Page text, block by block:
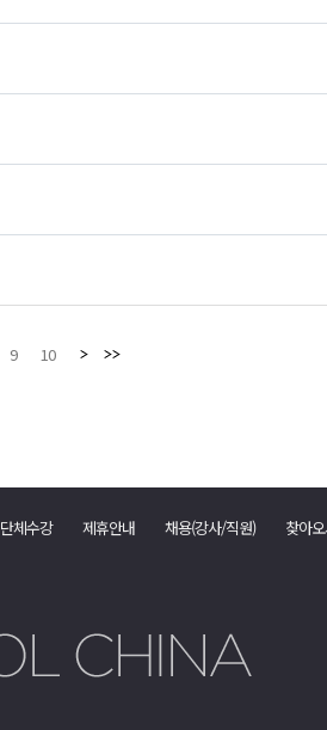
9 10
단체수강 제휴안내 채용(강사/직원) 찾아